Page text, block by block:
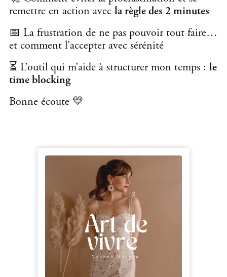
remettre en action avec la règle des 2 minutes
📅 La frustration de ne pas pouvoir tout faire…
et comment l’accepter avec sérénité
⏳ L’outil qui m’aide à structurer mon temps : le
time blocking
Bonne écoute 💛